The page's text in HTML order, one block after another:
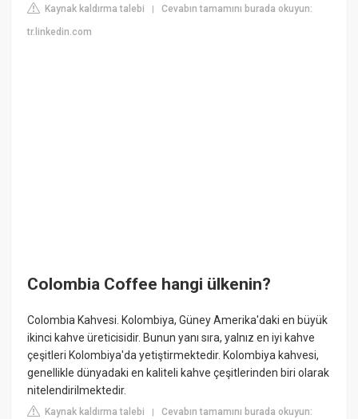
Kaynak kaldırma talebi |Cevabın tamamını burada okuyun:
tr.linkedin.com
Colombia Coffee hangi ülkenin?
Colombia Kahvesi. Kolombiya, Güney Amerika'daki en büyük
ikinci kahve üreticisidir. Bunun yanı sıra, yalnız en iyi kahve
çeşitleri Kolombiya'da yetiştirmektedir. Kolombiya kahvesi,
genellikle dünyadaki en kaliteli kahve çeşitlerinden biri olarak
nitelendirilmektedir.
Kaynak kaldırma talebi |Cevabın tamamını burada okuyun: